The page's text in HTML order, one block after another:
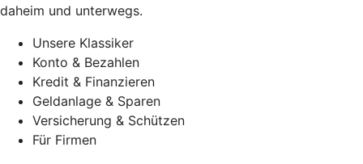
daheim und unterwegs.
Unsere Klassiker
Konto & Bezahlen
Kredit & Finanzieren
Geldanlage & Sparen
Versicherung & Schützen
Für Firmen